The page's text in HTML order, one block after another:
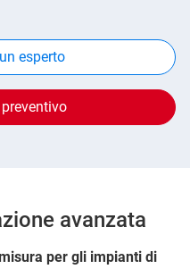
esperto
avanzata
per gli impianti di